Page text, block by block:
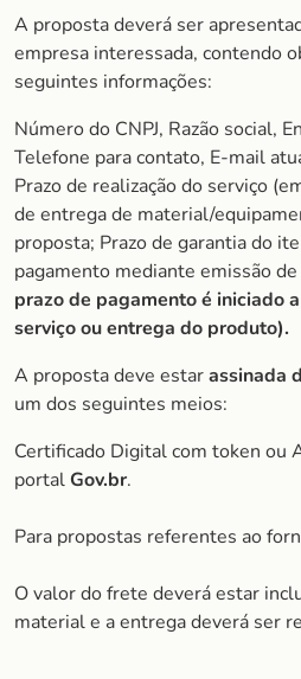
A proposta deverá ser
empresa interessada, contendo
seguintes informações:
Número do CNPJ, Razão social,
Telefone para contato, E-mail
Prazo de realização do serviço
de entrega de material/
proposta; Prazo de garantia do
pagamento mediante emissão de
prazo de pagamento é iniciado
serviço ou entrega do produto).
A proposta deve estarassinada
um dos seguintes meios:
Certificado Digital com token ou
portalGov.br.
Para propostas referentes ao
O valor do frete deverá estar
material e a entrega deverá ser